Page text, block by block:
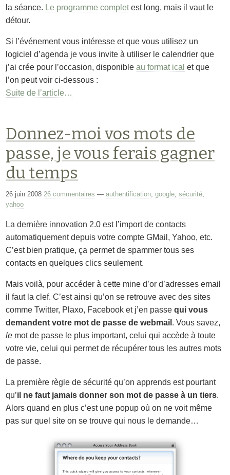
la séance. Le programme completest long, mais il vaut le
détour.
Si l’événement vous intéresse et que vous utilisez un
logiciel d’agenda je vous invite à utiliser le calendrier que
j’ai crée pour l’occasion, disponibleau format ical et que
l’on peut voir ci-dessous :
Suite de l’article…
Donnez-moi vos mots de
passe, je vous ferais gagner
du temps
26 juin 2008 26 commentaires —authentification ,google ,sécurité
yahoo
La dernière innovation 2.0 est l’import de contacts
automatiquement depuis votre compte GMail, Yahoo, etc.
C’est bien pratique, ça permet de spammer tous ses
contacts en quelques clics seulement.
Mais voilà, pour accéder à cette mine d’or d’adresses email
il faut la clef. C’est ainsi qu’on se retrouve avec des sites
comme Twitter, Plaxo, Facebook et j’en passequi vous
demandent votre mot de passe de webmail . Vous savez,
le mot de passe le plus important, celui qui accède à toute
votre vie, celui qui permet de récupérer tous les autres mots
de passe.
La première règle de sécurité qu’on apprends est pourtant
qu’il ne faut jamais donner son mot de passe à un tiers.
Alors quand en plus c’est une popup où on ne voit même
pas sur quel site on se trouve qui nous le demande…